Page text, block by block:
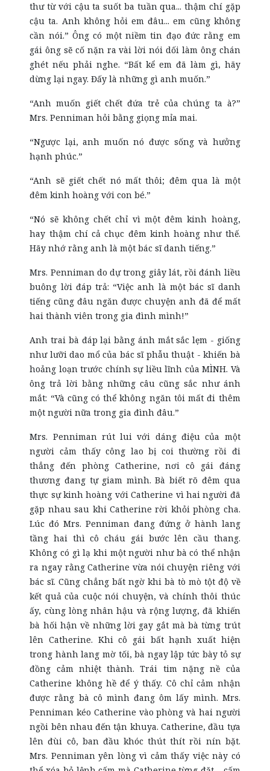
thư từ với cậu ta suốt ba tuần qua... thậm chí gặp
cậu ta. Anh không hỏi em đâu... em cũng không
cần nói.” Ông có một niềm tin đạo đức rằng em
gái ông sẽ cố nặn ra vài lời nói dối làm ông chán
ghét nếu phải nghe. “Bất kể em đã làm gì, hãy
dừng lại ngay. Đấy là những gì anh muốn.”
“Anh muốn giết chết đứa trẻ của chúng ta à?”
Mrs. Penniman hỏi bằng giọng mỉa mai.
“Ngược lại, anh muốn nó được sống và hưởng
hạnh phúc.”
“Anh sẽ giết chết nó mất thôi; đêm qua là một
đêm kinh hoàng với con bé.”
“Nó sẽ không chết chỉ vì một đêm kinh hoàng,
hay thậm chí cả chục đêm kinh hoàng như thế.
Hãy nhớ rằng anh là một bác sĩ danh tiếng.”
Mrs. Penniman do dự trong giây lát, rồi đánh liều
buông lời đáp trả: “Việc anh là một bác sĩ danh
tiếng cũng đâu ngăn được chuyện anh đã để mất
hai thành viên trong gia đình mình!”
Anh trai bà đáp lại bằng ánh mắt sắc lẹm - giống
như lưỡi dao mổ của bác sĩ phẫu thuật - khiến bà
hoảng loạn trước chính sự liều lĩnh của MÌNH. Và
ông trả lời bằng những câu cũng sắc như ánh
mắt: “Và cũng có thể không ngăn tôi mất đi thêm
một người nữa trong gia đình đâu.”
Mrs. Penniman rút lui với dáng điệu của một
người cảm thấy công lao bị coi thường rồi đi
thẳng đến phòng Catherine, nơi cô gái đáng
thương đang tự giam mình. Bà biết rõ đêm qua
thực sự kinh hoàng với Catherine vì hai người đã
gặp nhau sau khi Catherine rời khỏi phòng cha.
Lúc đó Mrs. Penniman đang đứng ở hành lang
tầng hai thì cô cháu gái bước lên cầu thang.
Không có gì lạ khi một người như bà có thể nhận
ra ngay rằng Catherine vừa nói chuyện riêng với
bác sĩ. Cũng chẳng bất ngờ khi bà tò mò tột độ về
kết quả của cuộc nói chuyện, và chính thôi thúc
ấy, cùng lòng nhân hậu và rộng lượng, đã khiến
bà hối hận về những lời gay gắt mà bà từng trút
lên Catherine. Khi cô gái bất hạnh xuất hiện
trong hành lang mờ tối, bà ngay lập tức bày tỏ sự
đồng cảm nhiệt thành. Trái tim nặng nề của
Catherine không hề để ý thấy. Cô chỉ cảm nhận
được rằng bà cô mình đang ôm lấy mình. Mrs.
Penniman kéo Catherine vào phòng và hai người
ngồi bên nhau đến tận khuya. Catherine, đầu tựa
lên đùi cô, ban đầu khóc thút thít rồi nín bặt.
Mrs. Penniman yên lòng vì cảm thấy việc này có